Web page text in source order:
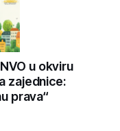
u okviru
zajednice:
prava“